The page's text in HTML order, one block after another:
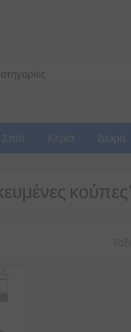
Σπίτι Κεριά Δώρα
κούπες'